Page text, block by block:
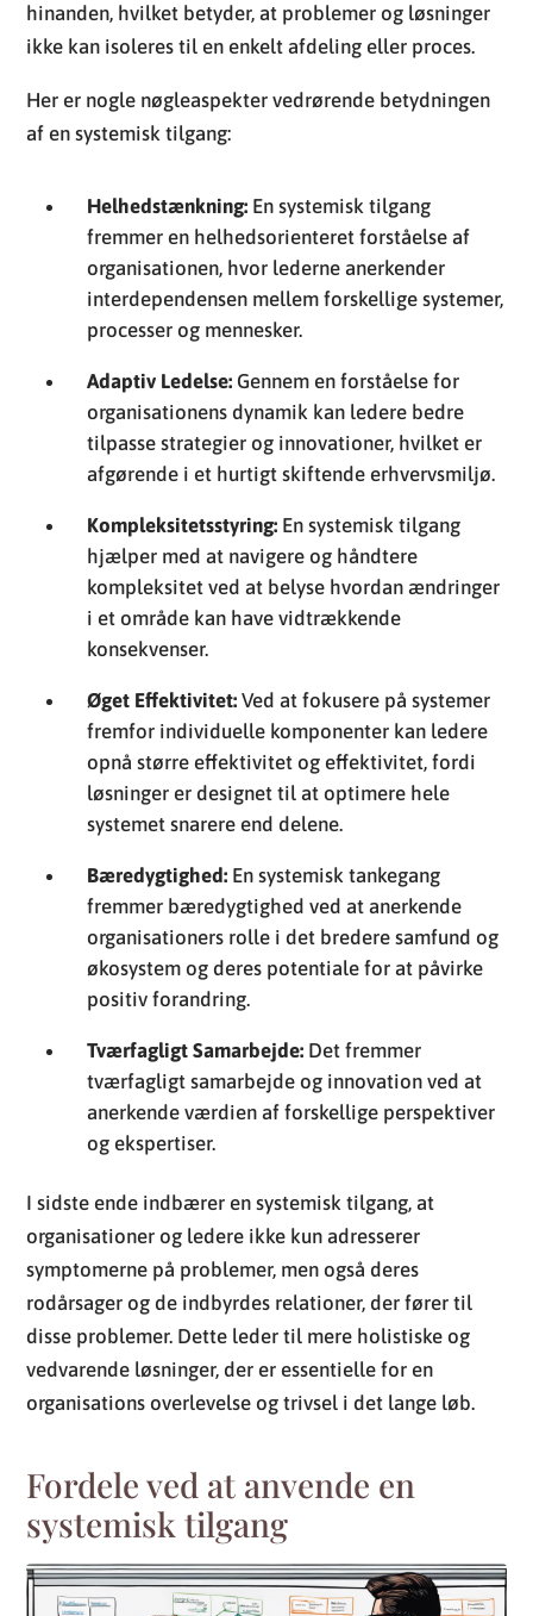
hinanden, hvilket betyder, at problemer og løsninger
ikke kan isoleres til en enkelt afdeling eller proces.
Her er nogle nøgleaspekter vedrørende betydningen
af en systemisk tilgang:
Helhedstænkning: En systemisk tilgang
fremmer en helhedsorienteret forståelse af
organisationen, hvor lederne anerkender
interdependensen mellem forskellige systemer,
processer og mennesker.
Adaptiv Ledelse: Gennem en forståelse for
organisationens dynamik kan ledere bedre
tilpasse strategier og innovationer, hvilket er
afgørende i et hurtigt skiftende erhvervsmiljø.
Kompleksitetsstyring: En systemisk tilgang
hjælper med at navigere og håndtere
kompleksitet ved at belyse hvordan ændringer
i et område kan have vidtrækkende
konsekvenser.
Øget Effektivitet: Ved at fokusere på systemer
fremfor individuelle komponenter kan ledere
opnå større effektivitet og effektivitet, fordi
løsninger er designet til at optimere hele
systemet snarere end delene.
Bæredygtighed: En systemisk tankegang
fremmer bæredygtighed ved at anerkende
organisationers rolle i det bredere samfund og
økosystem og deres potentiale for at påvirke
positiv forandring.
Tværfagligt Samarbejde: Det fremmer
tværfagligt samarbejde og innovation ved at
anerkende værdien af forskellige perspektiver
og ekspertiser.
I sidste ende indbærer en systemisk tilgang, at
organisationer og ledere ikke kun adresserer
symptomerne på problemer, men også deres
rodårsager og de indbyrdes relationer, der fører til
disse problemer. Dette leder til mere holistiske og
vedvarende løsninger, der er essentielle for en
organisations overlevelse og trivsel i det lange løb.
Fordele ved at anvende en
systemisk tilgang